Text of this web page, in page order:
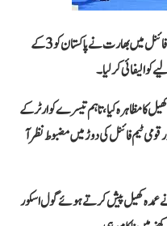
انڈر 18 ایشیا کپ ہاکی ٹورنامنٹ کے سنسنی خیز سیمی فائنل میں بھارت نے پاکستان کو 3 کے
کا مظاہرہ کیا، تاہم تیسرے کوارٹر کے
حاصل تھی اور قومی ٹیم فائنل کی دوڑ میں مضبوط نظر آ
عمدہ کھیل پیش کرتے ہوئے گول اسکور